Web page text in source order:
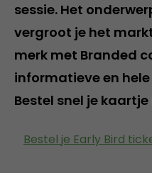
sessie. Het
vergroot je het
merk met Branded
informatieve en
Bestel snel je
Bestel je Early Bird